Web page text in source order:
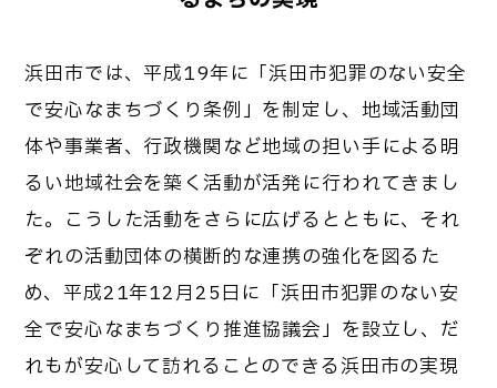
浜田市では、平成19年に「浜田市犯罪のない安全
で安心なまちづくり条例」を制定し、地域活動団
体や事業者、行政機関など地域の担い手による明
るい地域社会を築く活動が活発に行われてきまし
た。こうした活動をさらに広げるとともに、それ
ぞれの活動団体の横断的な連携の強化を図るた
め、平成21年12月25日に「浜田市犯罪のない安
全で安心なまちづくり推進協議会」を設立し、だ
れもが安心して訪れることのできる浜田市の実現